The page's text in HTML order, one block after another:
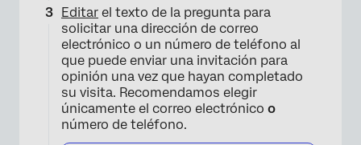
Editar el texto de la pregunta para
solicitar una dirección de correo
electrónico o un número de teléfono al
que puede enviar una invitación para
opinión una vez que hayan completado
su visita. Recomendamos elegir
únicamente el correo electrónico o
número de teléfono.